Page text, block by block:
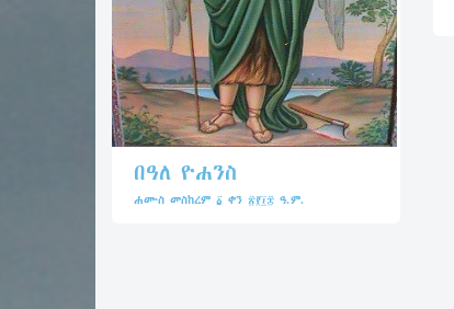
በዓለ ዮሐንስ
ሐሙስ መስከረም ፩ ቀን ፳፻፲፰ ዓ.ም.